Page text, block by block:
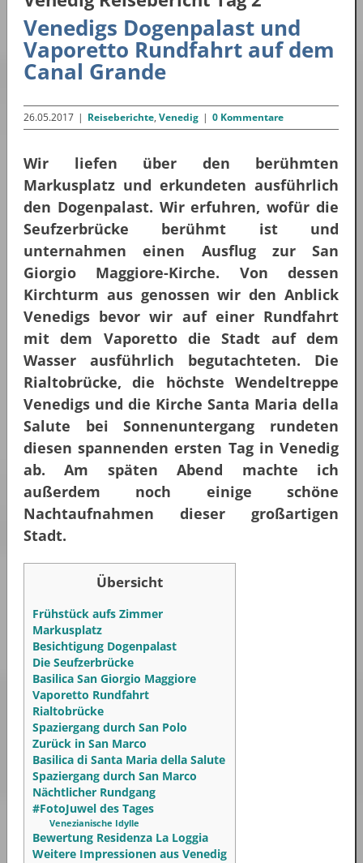
Venedigs Dogenpalast und
Vaporetto Rundfahrt auf dem
Canal Grande
26.05.2017 | Reiseberichte, Venedig | 0 Kommentare
Wir liefen über den berühmten
Markusplatz und erkundeten ausführlich
den Dogenpalast. Wir erfuhren, wofür die
Seufzerbrücke berühmt ist und
unternahmen einen Ausflug zur San
Giorgio Maggiore-Kirche. Von dessen
Kirchturm aus genossen wir den Anblick
Venedigs bevor wir auf einer Rundfahrt
mit dem Vaporetto die Stadt auf dem
Wasser ausführlich begutachteten. Die
Rialtobrücke, die höchste Wendeltreppe
Venedigs und die Kirche Santa Maria della
Salute bei Sonnenuntergang rundeten
diesen spannenden ersten Tag in Venedig
ab. Am späten Abend machte ich
außerdem noch einige schöne
Nachtaufnahmen dieser großartigen
Stadt.
Übersicht
Frühstück aufs Zimmer
Markusplatz
Besichtigung Dogenpalast
Die Seufzerbrücke
Basilica San Giorgio Maggiore
Vaporetto Rundfahrt
Rialtobrücke
Spaziergang durch San Polo
Zurück in San Marco
Basilica di Santa Maria della Salute
Spaziergang durch San Marco
Nächtlicher Rundgang
#FotoJuwel des Tages
Venezianische Idylle
Bewertung Residenza La Loggia
Weitere Impressionen aus Venedig